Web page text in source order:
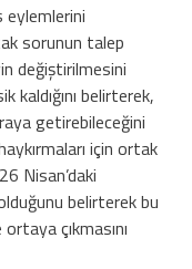
eylemlerini
sorunun talep
değiştirilmesini
belirterek,
getirebileceğini
için ortak
Nisan’daki
belirterek bu
çıkmasını